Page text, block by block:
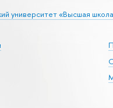
университет «Высшая